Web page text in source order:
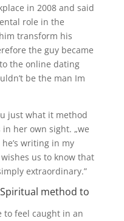
in 2008 and said
role in the
transform his
the guy became
the online dating
be the man Im
just what it method
her own sight. „we
writing in my
us to know that
extraordinary.”
method to
to feel caught in an